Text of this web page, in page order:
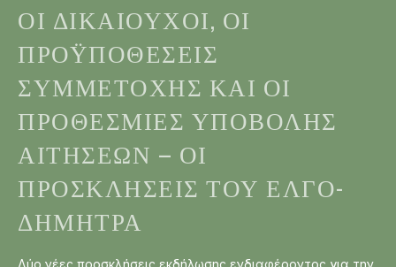
ΟΙ ΔΙΚΑΙΟΎΧΟΙ, ΟΙ
ΠΡΟΫΠΟΘΈΣΕΙΣ
ΣΥΜΜΕΤΟΧΉΣ ΚΑΙ ΟΙ
ΠΡΟΘΕΣΜΊΕΣ ΥΠΟΒΟΛΉΣ
ΑΙΤΉΣΕΩΝ – ΟΙ
ΠΡΟΣΚΛΉΣΕΙΣ ΤΟΥ ΕΛΓΟ-
ΔΗΜΗΤΡΑ
Δύο νέες προσκλήσεις εκδήλωσης ενδιαφέροντος για την